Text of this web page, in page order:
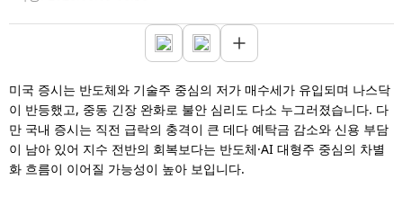
미국 증시는 반도체와 기술주 중심의 저가 매수세가 유입되며 나스닥
이 반등했고, 중동 긴장 완화로 불안 심리도 다소 누그러졌습니다. 다
만 국내 증시는 직전 급락의 충격이 큰 데다 예탁금 감소와 신용 부담
이 남아 있어 지수 전반의 회복보다는 반도체·AI 대형주 중심의 차별
화 흐름이 이어질 가능성이 높아 보입니다.